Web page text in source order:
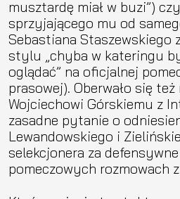
musztardę miał w buzi”)
sprzyjającego mu od
Sebastiana Staszewskiego
stylu „chyba w kateringu
oglądać” na oficjalnej
prasowej). Oberwało się też
Wojciechowi Górskiemu z
zasadne pytanie o
Lewandowskiego i
selekcjonera za
pomeczowych rozmowach